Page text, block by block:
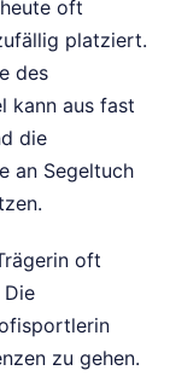
oft
platziert.
des
kann aus fast
die
an Segeltuch
oft
Die
zu gehen.